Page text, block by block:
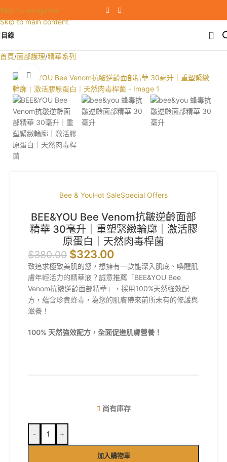
Skip to navigation
Skip to main content
目錄
首頁/面部護理/精華系列
SALE
Click to enlarge
Bee & YouHot SaleSpecial Offers
BEE&YOU Bee Venom抗皺逆齡面部
精華 30毫升｜重塑緊緻輪廓｜激活膠
原蛋白｜天然肉毒桿菌
$380.00 $323.00
致追求極致美肌的您，想擁有一款能深入肌底、喚醒肌
膚年輕活力的精華液？誠意推薦「BEE&YOU Bee
Venom抗皺逆齡面部精華」，採用100%天然強效配
方，蘊含珍貴蜂毒，為您的肌膚帶來前所未有的修護與
滋養！
100% 天然強效配方，全面促進肌膚營養！
尚有庫存
- +
加入購物車